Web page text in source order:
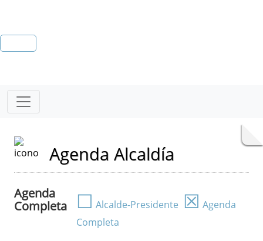
Agenda Alcaldía
Agenda
Completa
☐ Alcalde-Presidente ☒ Agenda
Completa